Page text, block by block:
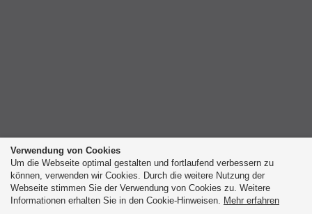
Verwendung von Cookies
Um die Webseite optimal gestalten und fortlaufend verbessern zu
können, verwenden wir Cookies. Durch die weitere Nutzung der
Webseite stimmen Sie der Verwendung von Cookies zu. Weitere
Informationen erhalten Sie in den Cookie-Hinweisen. Mehr erfahren